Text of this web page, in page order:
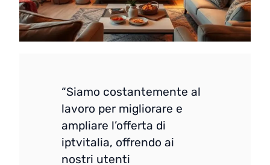
“Siamo costantemente al
lavoro per migliorare e
ampliare l’offerta di
iptvitalia, offrendo ai
nostri utenti